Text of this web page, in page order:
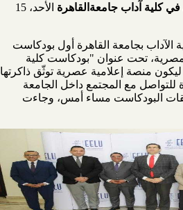
كلية آداب جامعةالقاهرة
الأحد، 15
الآداب بجامعة القاهرة أول بودكاست
تحت عنوان "بودكاست كلية
ليكون منصة إعلامية عصرية توثّق ذاكرتها
للتواصل مع المجتمع داخل الجامعة
البودكاست مساء أمس، وجاءت